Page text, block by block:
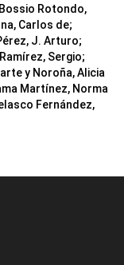
Rotondo,
Carlos de;
J. Arturo;
Sergio;
y Noroña, Alicia
Martínez, Norma
Fernández,